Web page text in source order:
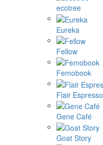
ecotree
Eureka
Fellow
Femobook
Flair Espresso
Gene Café
Goat Story